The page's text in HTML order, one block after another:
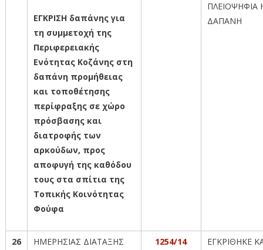
ΕΓΚΡΙΣΗ δαπάνης για
τη συμμετοχή της
Περιφερειακής
Ενότητας Κοζάνης στη
δαπάνη προμήθειας
και τοποθέτησης
περίφραξης σε χώρο
πρόσβασης και
διατροφής των
αρκούδων, προς
αποφυγή της καθόδου
τους στα σπίτια της
Τοπικής Κοινότητας
Φούφα
ΠΛΕΙΟΨΗΦΙΑ
ΔΑΠΑΝΗ
26 ΗΜΕΡΗΣΙΑΣ ΔΙΑΤΑΞΗΣ 1254/14
ΕΓΚΡΙΘΗΚΕ